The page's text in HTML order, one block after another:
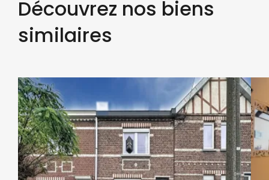
Découvrez nos biens
similaires